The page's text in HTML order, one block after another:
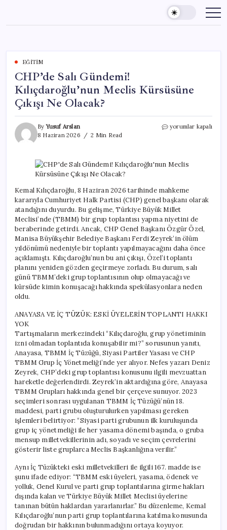
content
EĞITIM
CHP’de Salı Gündemi!
Kılıçdaroğlu’nun Meclis Kürsüsüne
Çıkışı Ne Olacak?
ByYusuf Arslan
8 Haziran 2026
2 Min Read
CHP’de
Meclis
Kürsüsüne
Ne
Olacak?
için
yorumlar kapalı
Kemal Kılıçdaroğlu, 8 Haziran 2026 tarihinde mahkeme
kararıyla Cumhuriyet Halk Partisi (CHP) genel başkanı olarak
atandığını duyurdu. Bu gelişme, Türkiye Büyük Millet
Meclisi’nde (TBMM) bir grup toplantısı yapma niyetini de
beraberinde getirdi. Ancak, CHP Genel Başkanı Özgür Özel,
Manisa Büyükşehir Belediye Başkanı Ferdi Zeyrek’in ölüm
yıldönümü nedeniyle bir toplantı yapılmayacağını daha önce
açıklamıştı. Kılıçdaroğlu’nun bu ani çıkışı, Özel’i toplantı
planını yeniden gözden geçirmeye zorladı. Bu durum, salı
günü TBMM’deki grup toplantısının olup olmayacağı ve
kürsüde kimin konuşacağı hakkında spekülasyonlara neden
oldu.
ANAYASA VE İÇ TÜZÜK: ESKİ ÜYELERİN TOPLANTI HAKKI
YOK
Tartışmaların merkezindeki “Kılıçdaroğlu, grup yönetiminin
izni olmadan toplantıda konuşabilir mi?” sorusunun yanıtı,
Anayasa, TBMM İç Tüzüğü, Siyasi Partiler Yasası ve CHP
TBMM Grup İç Yönetmeliği’nde yer alıyor. Nefes yazarı Deniz
Zeyrek, CHP’deki grup toplantısı konusunu ilgili mevzuattan
hareketle değerlendirdi. Zeyrek’in aktardığına göre, Anayasa
TBMM Grupları hakkında genel bir çerçeve sunuyor. 2023
seçimleri sonrası uygulanan TBMM İç Tüzüğü’nün 18.
maddesi, parti grubu oluşturulurken yapılması gereken
işlemleri belirtiyor: “Siyasi parti grubunun ilk kuruluşunda
grup iç yönetmeliği ile her yasama dönemi başında, o gruba
mensup milletvekillerinin adı, soyadı ve seçim çevrelerini
gösterir liste gruplarca Meclis Başkanlığına verilir.”
Aynı İç Tüzükteki eski milletvekilleri ile ilgili 167. madde ise
şunu ifade ediyor: “TBMM eski üyeleri, yasama, ödenek ve
yolluk, Genel Kurul ve parti grup toplantılarına girme hakları
dışında kalan ve Türkiye Büyük Millet Meclisi üyelerine
tanınan bütün haklardan yararlanırlar.” Bu düzenleme, Kemal
Kılıçdaroğlu’nun parti grup toplantılarına katılma konusunda
doğrudan bir hakkının bulunmadığını ortaya koyuyor.